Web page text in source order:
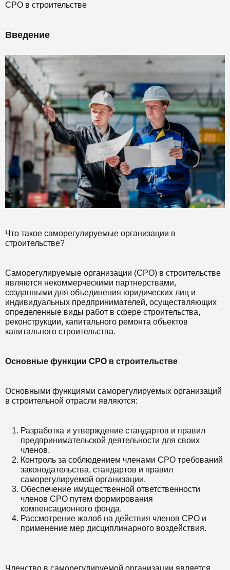
СРО в строительстве
Введение
Что такое саморегулируемые организации в
строительстве?
Саморегулируемые организации (СРО) в строительстве
являются некоммерческими партнерствами,
созданными для объединения юридических лиц и
индивидуальных предпринимателей, осуществляющих
определенные виды работ в сфере строительства,
реконструкции, капитального ремонта объектов
капитального строительства.
Основные функции СРО в строительстве
Основными функциями саморегулируемых организаций
в строительной отрасли являются:
Разработка и утверждение стандартов и правил
предпринимательской деятельности для своих
членов.
Контроль за соблюдением членами СРО требований
законодательства, стандартов и правил
саморегулируемой организации.
Обеспечение имущественной ответственности
членов СРО путем формирования
компенсационного фонда.
Рассмотрение жалоб на действия членов СРО и
применение мер дисциплинарного воздействия.